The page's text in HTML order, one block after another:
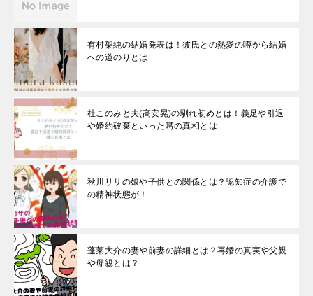
有村架純の結婚発表は！彼氏との熱愛の噂から結婚
への道のりとは
杜このみと夫(高安晃)の馴れ初めとは！義足や引退
や婚約破棄といった噂の真相とは
秋川リサの娘や子供との関係とは？認知症の介護で
の精神状態が！
蓬莱大介の妻や前妻の詳細とは？再婚の真実や父親
や母親とは？